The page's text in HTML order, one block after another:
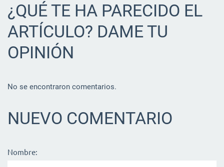
¿QUÉ TE HA PARECIDO EL
ARTÍCULO? DAME TU
OPINIÓN
No se encontraron comentarios.
NUEVO COMENTARIO
Nombre: